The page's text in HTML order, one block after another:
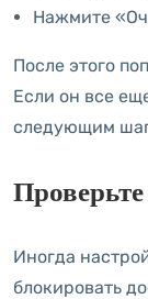
Нажмите
После этого
Если он все
следующим
Иногда
блокировать